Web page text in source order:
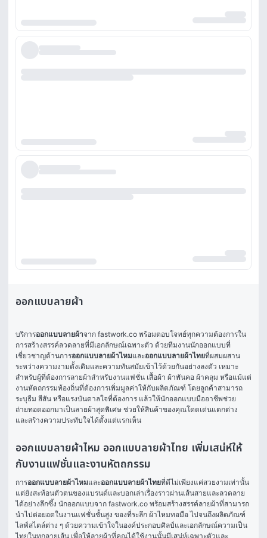
ออกแบบลายผ้า
บริการออกแบบลายผ้าจาก fastwork.co พร้อมตอบโจทย์ทุกความต้องการใน
การสร้างสรรค์ลวดลายที่มีเอกลักษณ์เฉพาะตัว ด้วยทีมงานนักออกแบบที่
เชี่ยวชาญด้านการออกแบบลายผ้าไหมและออกแบบลายผ้าไทยที่ผสมผสาน
ระหว่างความงามดั้งเดิมและความทันสมัยเข้าไว้ด้วยกันอย่างลงตัว เหมาะ
สำหรับผู้ที่ต้องการลายผ้าสำหรับงานแฟชั่น เสื้อผ้า ผ้าพันคอ ผ้าคลุม หรือแม้แต่
งานหัตถกรรมท้องถิ่นที่ต้องการเพิ่มมูลค่าให้กับผลิตภัณฑ์ โดยลูกค้าสามารถ
ระบุธีม สีสัน หรือแรงบันดาลใจที่ต้องการ แล้วให้นักออกแบบมืออาชีพช่วย
ถ่ายทอดออกมาเป็นลายผ้าสุดพิเศษ ช่วยให้สินค้าของคุณโดดเด่นแตกต่าง
และสร้างความประทับใจได้ตั้งแต่แรกเห็น
ออกแบบลายผ้าไหม ออกแบบลายผ้าไทย เพิ่มเสน่ห์ให้
กับงานแฟชั่นและงานหัตถกรรม
การออกแบบลายผ้าไหมและออกแบบลายผ้าไทยที่ดีไม่เพียงแค่สวยงามเท่านั้น
แต่ยังสะท้อนตัวตนของแบรนด์และบอกเล่าเรื่องราวผ่านเส้นสายและลวดลาย
ได้อย่างลึกซึ้ง นักออกแบบจาก fastwork.co พร้อมสร้างสรรค์ลายผ้าที่สามารถ
นำไปต่อยอดในงานแฟชั่นชั้นสูง ของที่ระลึก ผ้าไหมทอมือ ไปจนถึงผลิตภัณฑ์
ไลฟ์สไตล์ต่าง ๆ ด้วยความเข้าใจในองค์ประกอบศิลป์และเอกลักษณ์ความเป็น
ไทยในทุกลายเส้น เพื่อให้ลายผ้าที่คุณได้ใช้งานนั้นมีเสน่ห์เฉพาะตัวและ